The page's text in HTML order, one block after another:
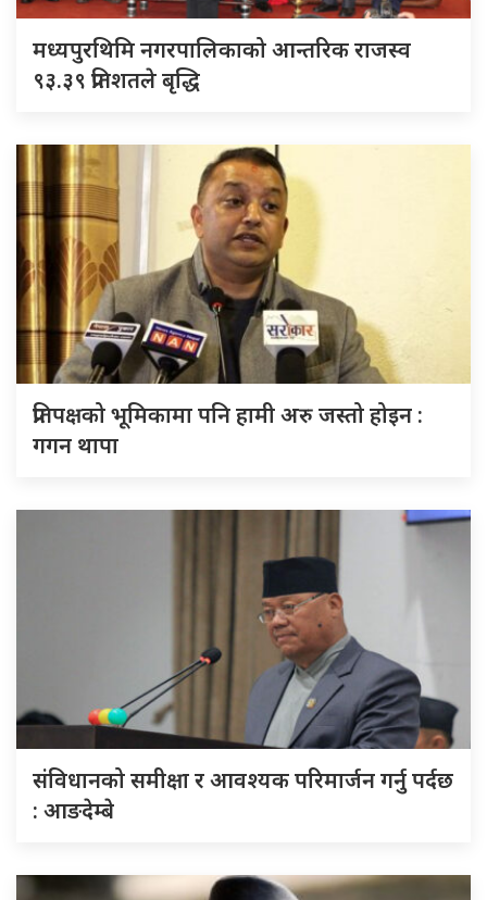
मध्यपुरथिमि नगरपालिकाको आन्तरिक राजस्व
९३.३९ प्रतिशतले बृद्धि
प्रतिपक्षको भूमिकामा पनि हामी अरु जस्तो होइन :
गगन थापा
संविधानको समीक्षा र आवश्यक परिमार्जन गर्नु पर्दछ
: आङदेम्बे